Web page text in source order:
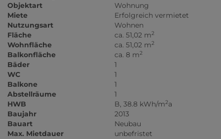
Objektart
Wohnung
Miete
Erfolgreich vermietet
Nutzungsart
Wohnen
Fläche
ca. 51,02 m2
Wohnfläche ca. 51,02 m2
Balkonfläche ca. 8 m2
Bäder
1
WC
1
Balkone
1
Abstellräume
1
HWB
B, 38.8 kWh/m2a
Baujahr
2013
Bauart
Neubau
Max. Mietdauer
unbefristet